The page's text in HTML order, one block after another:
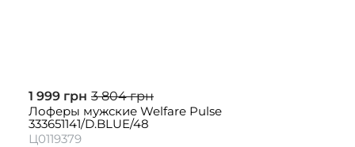
1 999 грн 3 804 грн
Лоферы мужские Welfare Pulse
333651141/D.BLUE/48
Ц0119379